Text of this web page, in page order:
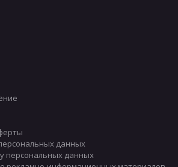
данных
персональных данных